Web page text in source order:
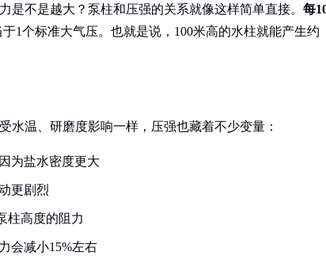
不是越大？泵柱和压强的关系就像这样简单直接。 每
于1个标准大气压。也就是说，100米高的水柱就能产生约
水温、研磨度影响一样，压强也藏着不少变量：
为盐水密度更大
更剧烈
柱高度的阻力
会减小15%左右